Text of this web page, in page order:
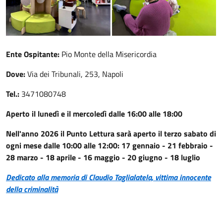
Ente Ospitante: Pio Monte della Misericordia
Dove:Via dei Tribunali, 253, Napoli
Tel.: 3471080748
Aperto il lunedì e il mercoledì dalle 16:00 alle 18:00
Nell'anno 2026 il Punto Lettura sarà aperto il terzo sabato di
ogni mese dalle 10:00 alle 12:00: 17 gennaio - 21 febbraio -
28 marzo - 18 aprile - 16 maggio - 20 giugno - 18 luglio
Dedicato alla memoria di Claudio Taglialatela, vittima innocente
della criminalità